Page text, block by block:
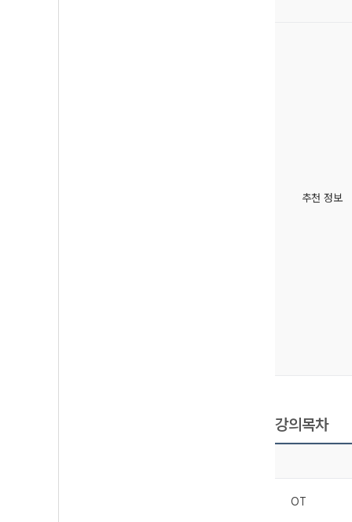
추천 정보
강의목차
OT